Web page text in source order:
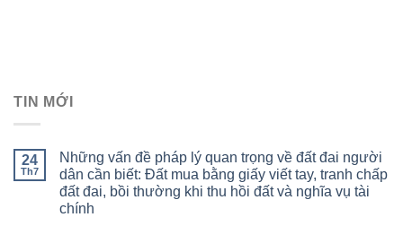
TIN MỚI
24
Th7
Những vấn đề pháp lý quan trọng về đất đai người
dân cần biết: Đất mua bằng giấy viết tay, tranh chấp
đất đai, bồi thường khi thu hồi đất và nghĩa vụ tài
chính